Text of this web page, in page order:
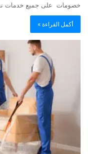
خصومات على جميع خدمات
أكمل القراءة »